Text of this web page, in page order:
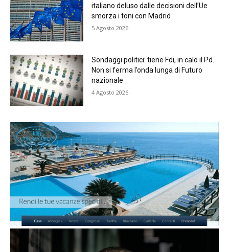
italiano deluso dalle decisioni dell’Ue
smorza i toni con Madrid
5 Agosto 2026
Sondaggi politici: tiene Fdi, in calo il Pd.
Non si ferma l’onda lunga di Futuro
nazionale
4 Agosto 2026